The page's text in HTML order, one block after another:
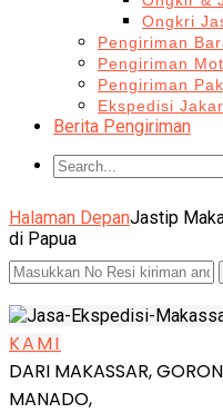
Ongkri
Pengiriman
Pengiriman
Pengiriman
Ekspedisi
Berita Pengiriman
Halaman DepanJastip
di Papua
KAMI
DARI MAKASSAR,
MANADO,